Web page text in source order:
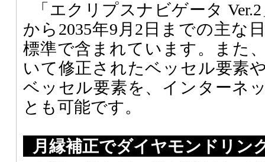
「エクリプスナビゲータ
から2035年9月2日までの主な
標準で含まれています。また
いて修正されたベッセル要素
ベッセル要素を、インターネ
とも可能です。
月縁補正でダイヤモンドリン